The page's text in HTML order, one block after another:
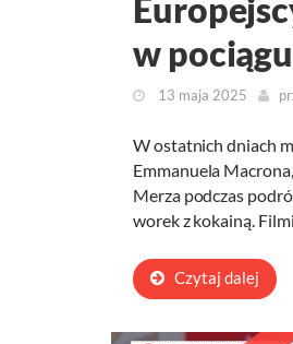
w pociągu
13 maja 2025
W ostatnich dniach
Emmanuela
Merza podczas
worek z kokainą.
Czytaj dalej